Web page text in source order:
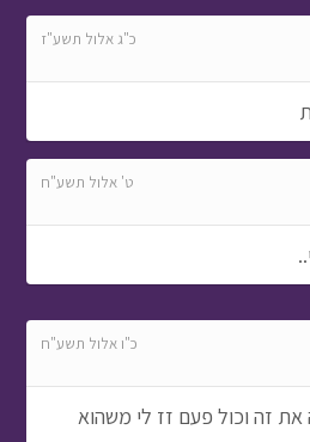
כ"ג אלול תשע"ז
ט' אלול תשע"ח
כ"ו אלול תשע"ח
רואה את זה וכול פעם זז לי משהוא